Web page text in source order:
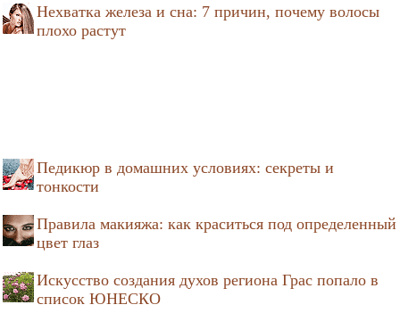
Нехватка железа и сна: 7 причин, почему волосы
плохо растут
Педикюр в домашних условиях: секреты и
тонкости
Правила макияжа: как краситься под определенный
цвет глаз
Искусство создания духов региона Грас попало в
список ЮНЕСКО